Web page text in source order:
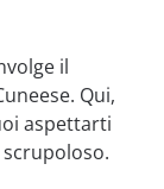
il
Qui,
aspettarti